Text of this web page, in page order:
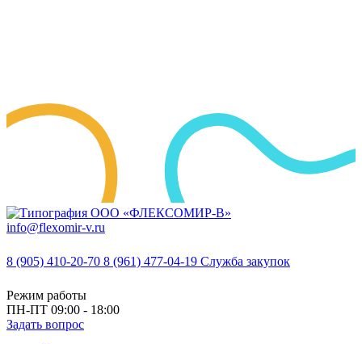
info@flexomir-v.ru
8 (905) 410-20-70 8 (961) 477-04-19 Служба закупок
Режим работы
ПН-ПТ 09:00 - 18:00
Задать вопрос